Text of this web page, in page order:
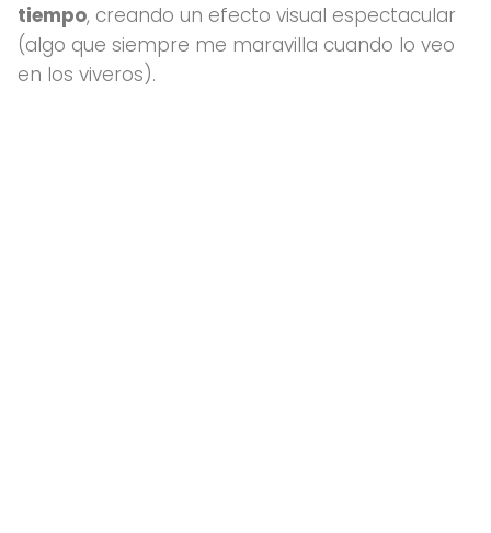
tiempo, creando un efecto visual espectacular
(algo que siempre me maravilla cuando lo veo
en los viveros).